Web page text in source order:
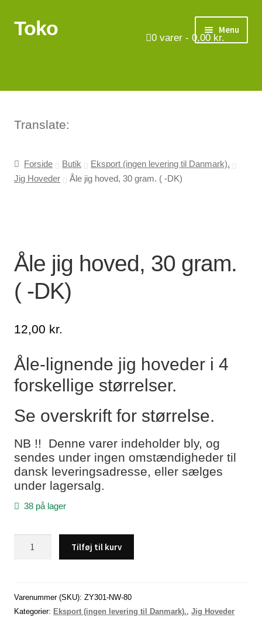
Spring
til
Spring
til
Toko Menu
Put & Take
Tips og triks.
Kontakt
Lagersalg
0varer - 0,00 kr.
Translate:
Forside Butik
Eksport (ingen levering til Danmark).
Jig Hoveder
Åle jig hoved, 30 gram. ( -DK)
Åle jig hoved, 30 gram.
( -DK)
12,00 kr.
Åle-lignende jig hoveder i 4
forskellige størrelser.
Se overskrift for størrelse.
NB !! Denne varer indeholder bly, og
sendes under ingen omstændigheder til
dansk leveringsadresse, eller sælges
under lagersalg.
38 på lager
gram.
(
Tilføj til kurv
Varenummer (SKU):ZY301-NW-80
Kategorier: Eksport (ingen levering til Danmark).,Jig Hoveder